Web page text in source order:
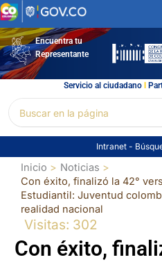
Ir
al
contenidoEncuentra tu
Representante
Servicio al ciudadano l
por:
Intranet -
Inicio
Noticias
Con éxito, finalizó la 42°
Estudiantil: Juventud
realidad nacional
Visitas: 302
Con éxito,